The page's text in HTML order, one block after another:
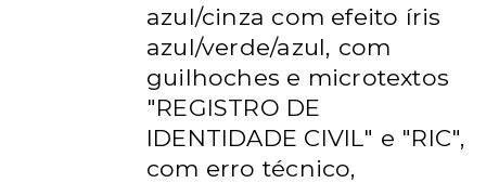
azul/cinza com efeito íris
azul/verde/azul, com
guilhoches e microtextos
"REGISTRO DE
IDENTIDADE CIVIL" e "RIC",
com erro técnico,